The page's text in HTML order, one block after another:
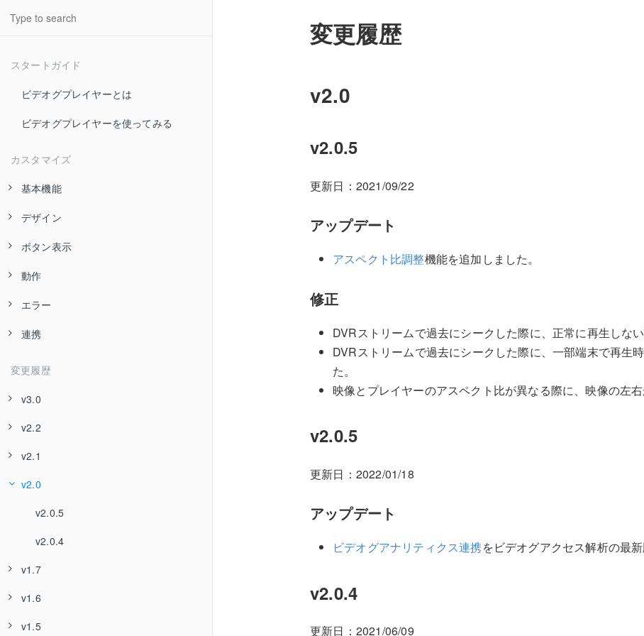
スタートガイド
ビデオグプレイヤーとは
ビデオグプレイヤーを使ってみる
カスタマイズ
基本機能
プレイリスト
動画タイトル
ロゴ
広告
プレイリストタイトル
プレイヤー幅
プレイヤー高さ
右クリックメニュー
コントロールバー
ボリューム
デザイン
スキン
背景色
活性色
レスポンシブ
プレイリスト
ボタン表示
再生ボタン
シークボタン
フルスクリーンボタン
ボリュームボタン
10秒戻るボタン
10秒進むボタン
プレイリストボタン
プレイリスト前の動画ボタン
プレイリスト次の動画ボタン
字幕ボタン
共有ボタン
動画ダウンロードボタン
動作
自動再生
リピート再生
サウンドミュート
角度回転
再生後ジャンプ
エラー
エラーレポート
連携
Googleアナリティクス
変更履歴
v3.0
v3.0.1
v2.2
v2.2.16
v2.2.12
v2.2.11
v2.2.3
v2.1
v2.1.13
v2.0
v2.0.5
v2.0.4
v1.7
v1.7.7
v1.7.6
v1.6
v1.6.14
v1.5
変更履歴
v2.0
v2.0.5
更新日：2021/09/22
アップデート
アスペクト比調整機能を追加しました。
修正
DVRストリームで過去にシークした際に、正常に再生しない
DVRストリームで過去にシークした際に、一部端末で再生
た。
映像とプレイヤーのアスペクト比が異なる際に、映像の左
v2.0.5
更新日：2022/01/18
アップデート
ビデオグアナリティクス連携をビデオグアクセス解析の最新
v2.0.4
更新日：2021/06/09